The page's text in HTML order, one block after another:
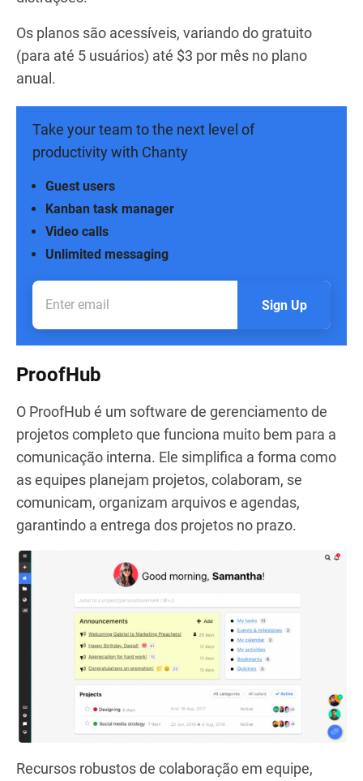
Os planos são acessíveis, variando do gratuito
(para até 5 usuários) até $3 por mês no plano
anual.
Take your team to the next level of
productivity with Chanty
Unlimited messaging
Video calls
Kanban task manager
Guest users
Sign Up
ProofHub
O ProofHub é um software de gerenciamento de
projetos completo que funciona muito bem para a
comunicação interna. Ele simplifica a forma como
as equipes planejam projetos, colaboram, se
comunicam, organizam arquivos e agendas,
garantindo a entrega dos projetos no prazo.
Recursos robustos de colaboração em equipe,